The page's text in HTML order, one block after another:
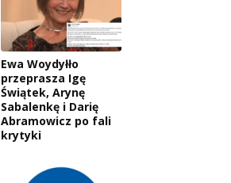
Ewa Woydyłło
przeprasza Igę
Świątek, Arynę
Sabalenkę i Darię
Abramowicz po fali
krytyki